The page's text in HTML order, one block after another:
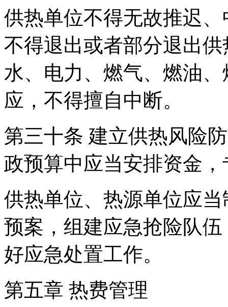
供热单位不得无故推迟
不得退出或者部分退出
水、电力、燃气、燃油
应，不得擅自中断。
第三十条 建立供热风险
政预算中应当安排资金
供热单位、热源单位应
预案，组建应急抢险队
好应急处置工作。
第五章 热费管理